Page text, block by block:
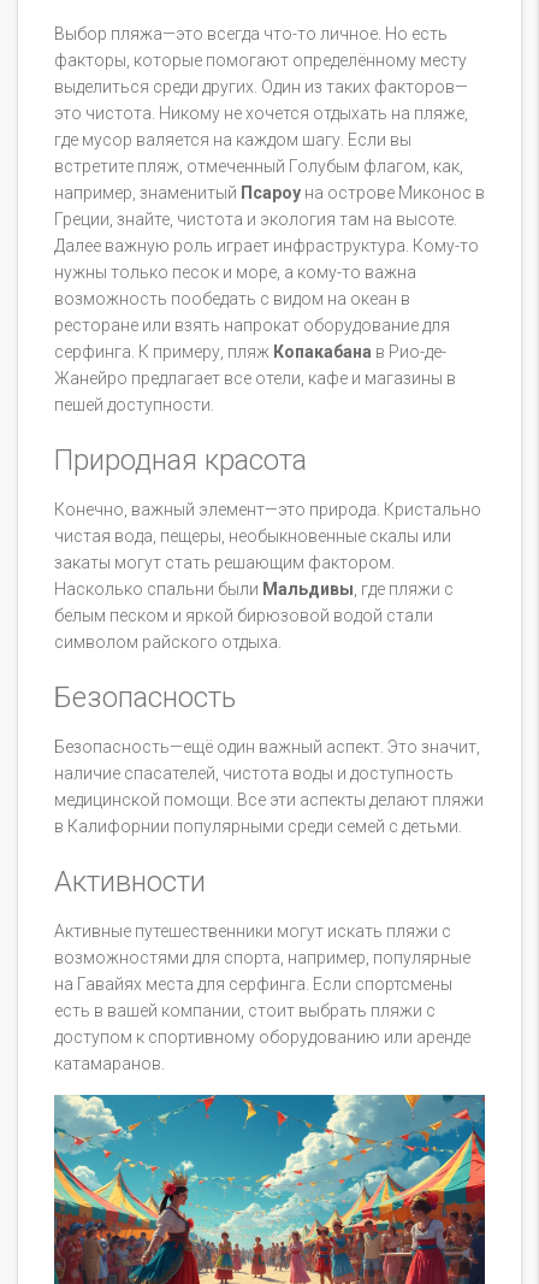
Выбор пляжа—это всегда что-то личное. Но есть
факторы, которые помогают определённому месту
выделиться среди других. Один из таких факторов—
это чистота. Никому не хочется отдыхать на пляже,
где мусор валяется на каждом шагу. Если вы
встретите пляж, отмеченный Голубым флагом, как,
например, знаменитый Псароу на острове Миконос в
Греции, знайте, чистота и экология там на высоте.
Далее важную роль играет инфраструктура. Кому-то
нужны только песок и море, а кому-то важна
возможность пообедать с видом на океан в
ресторане или взять напрокат оборудование для
серфинга. К примеру, пляж Копакабана в Рио-де-
Жанейро предлагает все отели, кафе и магазины в
пешей доступности.
Природная красота
Конечно, важный элемент—это природа. Кристально
чистая вода, пещеры, необыкновенные скалы или
закаты могут стать решающим фактором.
Насколько спальни были Мальдивы, где пляжи с
белым песком и яркой бирюзовой водой стали
символом райского отдыха.
Безопасность
Безопасность—ещё один важный аспект. Это значит,
наличие спасателей, чистота воды и доступность
медицинской помощи. Все эти аспекты делают пляжи
в Калифорнии популярными среди семей с детьми.
Активности
Активные путешественники могут искать пляжи с
возможностями для спорта, например, популярные
на Гавайях места для серфинга. Если спортсмены
есть в вашей компании, стоит выбрать пляжи с
доступом к спортивному оборудованию или аренде
катамаранов.